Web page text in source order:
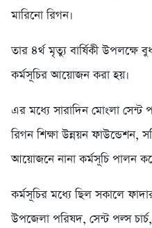
মারিনো রিগন।
তার ৪র্থ মৃত্যু বার্ষিকী উপলক্ষে
কর্মসূচির আয়োজন করা হয়।
এর মধ্যে সারাদিন মোংলা সেন্ট
রিগন শিক্ষা উন্নয়ন ফাউন্ডেশন,
আয়োজনে নানা কর্মসূচি পালন
কর্মসূচির মধ্যে ছিল সকালে
উপজেলা পরিষদ, সেন্ট পল্স